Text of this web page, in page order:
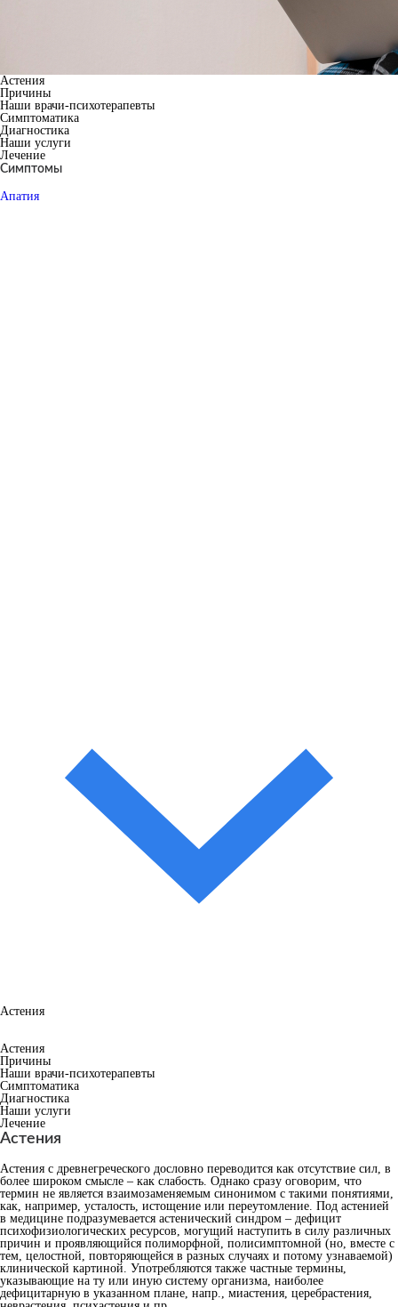
Астения
Причины
Наши врачи-психотерапевты
Симптоматика
Диагностика
Наши услуги
Лечение
Симптомы
Апатия
Астения
Астения
Причины
Наши врачи-психотерапевты
Симптоматика
Диагностика
Наши услуги
Лечение
Астения
Астения с древнегреческого дословно переводится как отсутствие сил, в
более широком смысле – как слабость. Однако сразу оговорим, что
термин не является взаимозаменяемым синонимом с такими понятиями,
как, например, усталость, истощение или переутомление. Под астенией
в медицине подразумевается астенический синдром – дефицит
психофизиологических ресурсов, могущий наступить в силу различных
причин и проявляющийся полиморфной, полисимптомной (но, вместе с
тем, целостной, повторяющейся в разных случаях и потому узнаваемой)
клинической картиной. Употребляются также частные термины,
указывающие на ту или иную систему организма, наиболее
дефицитарную в указанном плане, напр., миастения, церебрастения,